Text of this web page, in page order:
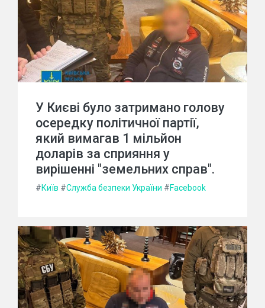
У Києві було затримано голову
осередку політичної партії,
який вимагав 1 мільйон
доларів за сприяння у
вирішенні "земельних справ".
#Київ #Служба безпеки України #Facebook